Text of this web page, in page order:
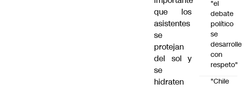
que los
asistentes
se
protejan
del sol y
se
hidraten
"el
debate
político
se
desarrolle
con
respeto"
"Chile